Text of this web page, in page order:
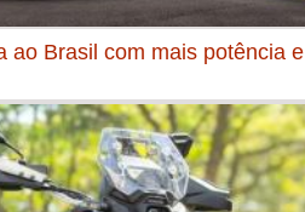
ao Brasil com mais potência e